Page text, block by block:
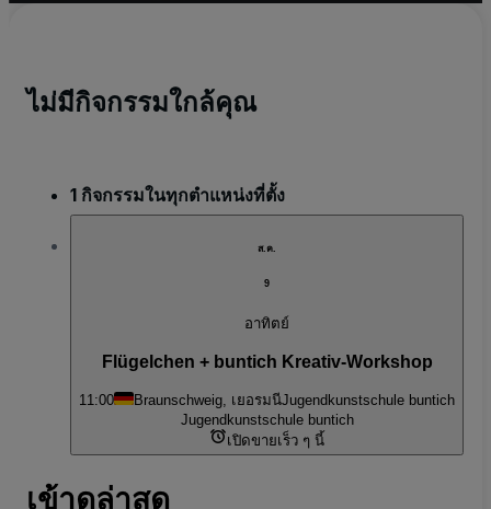
ไม่มีกิจกรรมใกล้คุณ
1 กิจกรรมในทุกตำแหน่งที่ตั้ง
ส.ค.
9
อาทิตย์
Flügelchen + buntich Kreativ-Workshop
11:00 Braunschweig, เยอรมนีJugendkunstschule buntich
Jugendkunstschule buntich
เปิดขายเร็ว ๆ นี้
เข้าดูล่าสุด